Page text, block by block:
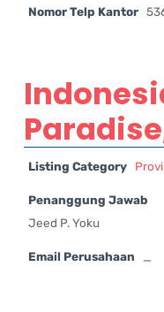
Nomor Telp Kantor
Listing Category
Penanggung Jawab
Jeed P. Yoku
Email Perusahaan